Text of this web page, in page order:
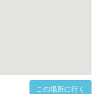
この場所に行く